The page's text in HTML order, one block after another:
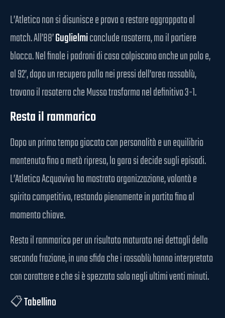
L’Atletico non si disunisce e prova a restare aggrappato al
match. All’88’Guglielmiconclude rasoterra, ma il portiere
blocca. Nel finale i padroni di casa colpiscono anche un palo e,
al 92’, dopo un recupero palla nei pressi dell’area rossoblù,
trovano il rasoterra che Musso trasforma nel definitivo 3-1.
Resta il rammarico
Dopo un primo tempo giocato con personalità e un equilibrio
mantenuto fino a metà ripresa, la gara si decide sugli episodi.
L’Atletico Acquaviva ha mostrato organizzazione, volontà e
spirito competitivo, restando pienamente in partita fino al
momento chiave.
Resta il rammarico per un risultato maturato nei dettagli della
seconda frazione, in una sfida che i rossoblù hanno interpretato
con carattere e che si è spezzata solo negli ultimi venti minuti.
📋Tabellino